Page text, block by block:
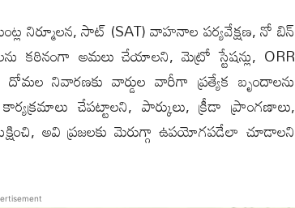
నిర్మూలన, సాట్ (SAT) వాహనాల పర్యవేక్షణ, నో బిన్
కఠినంగా అమలు చేయాల‌ని, మెట్రో స్టేషన్లు, ORR
దోమల నివారణకు వార్డుల వారీగా ప్రత్యేక బృందాలను
చేపట్టాలని, పార్కులు, క్రీడా ప్రాంగణాలు,
అవి ప్రజలకు మెరుగ్గా ఉపయోగపడేలా చూడాల‌ని